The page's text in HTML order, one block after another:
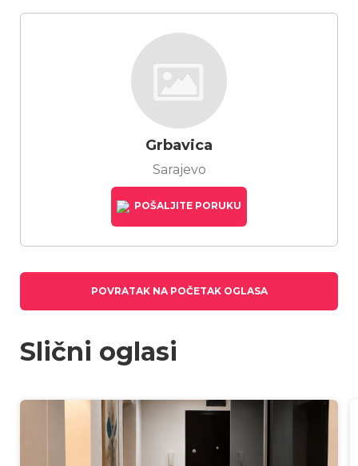
Grbavica
Sarajevo
POŠALJITE PORUKU
POVRATAK NA POČETAK OGLASA
Slični oglasi